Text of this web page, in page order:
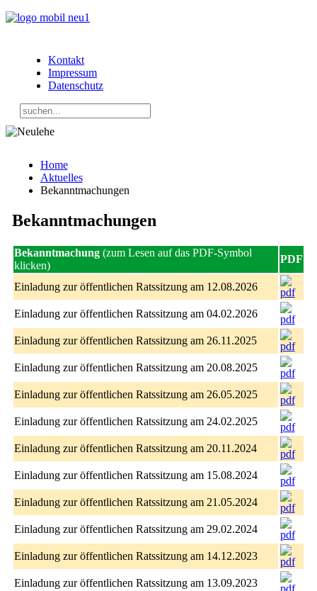
Kontakt
Impressum
Datenschutz
Home
Aktuelles
Bekanntmachungen
Bekanntmachungen
Bekanntmachung (zum Lesen auf das PDF-Symbol
klicken)
PDF
Einladung zur öffentlichen Ratssitzung am 12.08.2026
Einladung zur öffentlichen Ratssitzung am 04.02.2026
Einladung zur öffentlichen Ratssitzung am 26.11.2025
Einladung zur öffentlichen Ratssitzung am 20.08.2025
Einladung zur öffentlichen Ratssitzung am 26.05.2025
Einladung zur öffentlichen Ratssitzung am 24.02.2025
Einladung zur öffentlichen Ratssitzung am 20.11.2024
Einladung zur öffentlichen Ratssitzung am 15.08.2024
Einladung zur öffentlichen Ratssitzung am 21.05.2024
Einladung zur öffentlichen Ratssitzung am 29.02.2024
Einladung zur öffentlichen Ratssitzung am 14.12.2023
Einladung zur öffentlichen Ratssitzung am 13.09.2023